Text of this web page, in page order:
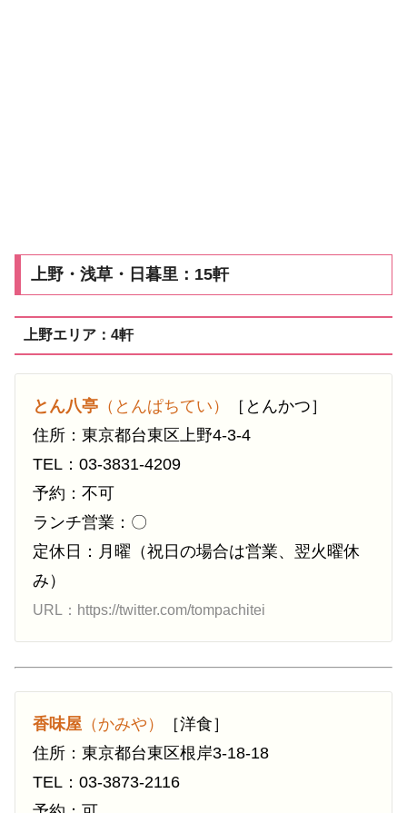
上野・浅草・日暮里：15軒
上野エリア：4軒
とん八亭 （とんぱちてい）
［とんかつ］
住所：東京都台東区上野4-3-4
TEL：03-3831-4209
予約：不可
ランチ営業：〇
定休日：月曜（祝日の場合は営業、翌火曜休
み）
URL：https://twitter.com/tompachitei
香味屋 （かみや）
［洋食］
住所：東京都台東区根岸3-18-18
TEL：03-3873-2116